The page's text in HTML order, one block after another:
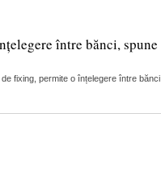
între bănci,
fixing, permite o înțelegere între